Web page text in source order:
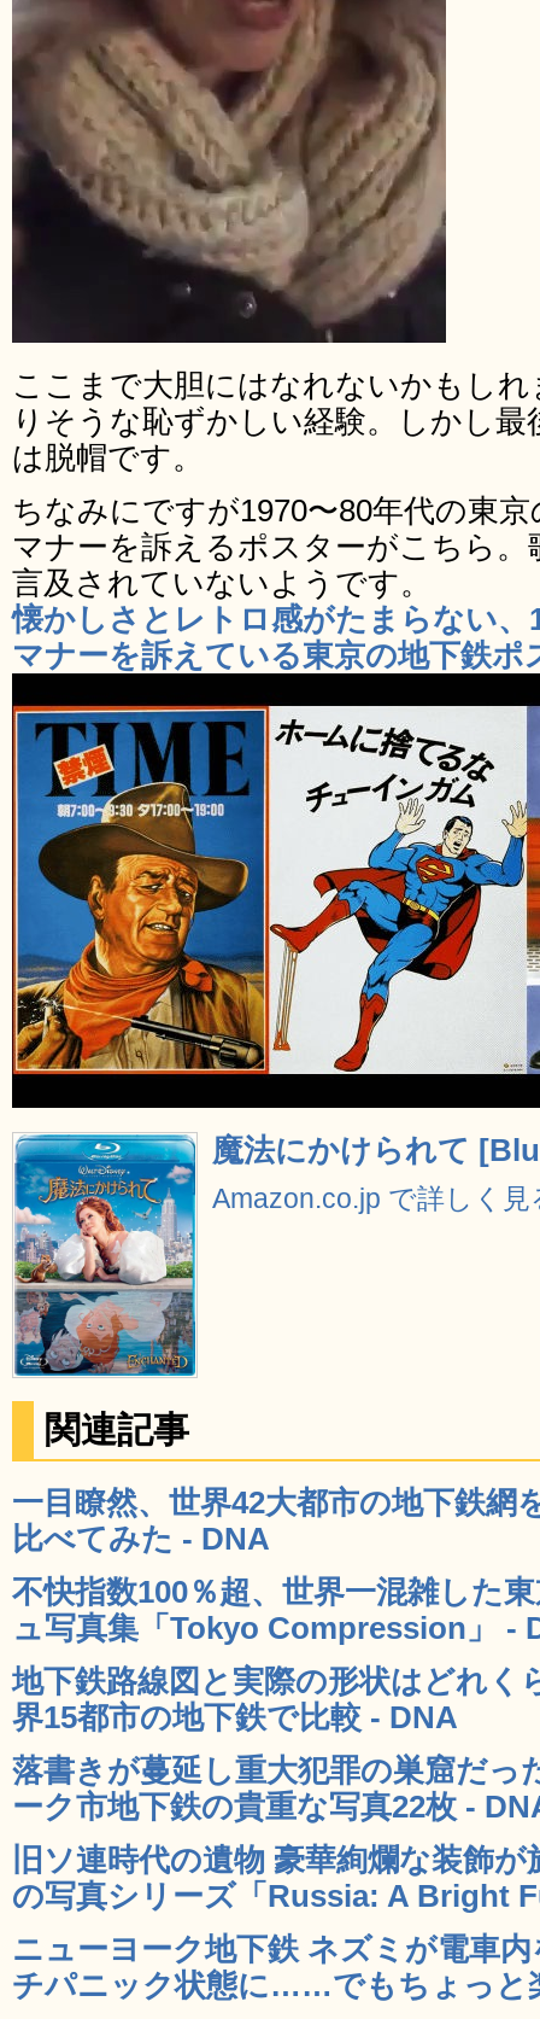
ここまで大胆にはなれないかもし
りそうな恥ずかしい経験。しかし
は脱帽です。
ちなみにですが1970〜80年代の東
マナーを訴えるポスターがこちら
言及されていないようです。
懐かしさとレトロ感がたまらない、
マナーを訴えている東京の地下鉄ポ
魔法にかけられて
Amazon.co.jp で詳しく見
関連記事
一目瞭然、世界42大都市の地下鉄網
比べてみた - DNA
不快指数100％超、世界一混雑した
ュ写真集「Tokyo Compression」 -
地下鉄路線図と実際の形状はどれく
界15都市の地下鉄で比較 - DNA
落書きが蔓延し重大犯罪の巣窟だっ
ーク市地下鉄の貴重な写真22枚 -
旧ソ連時代の遺物 豪華絢爛な装飾
の写真シリーズ「Russia: A Bright
ニューヨーク地下鉄 ネズミが電車
チパニック状態に……でもちょっと